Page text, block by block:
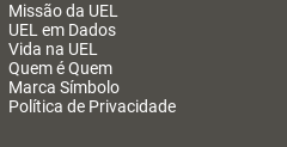
Missão da UEL
UEL em Dados
Vida na UEL
Quem é Quem
Marca Símbolo
Política de Privacidade